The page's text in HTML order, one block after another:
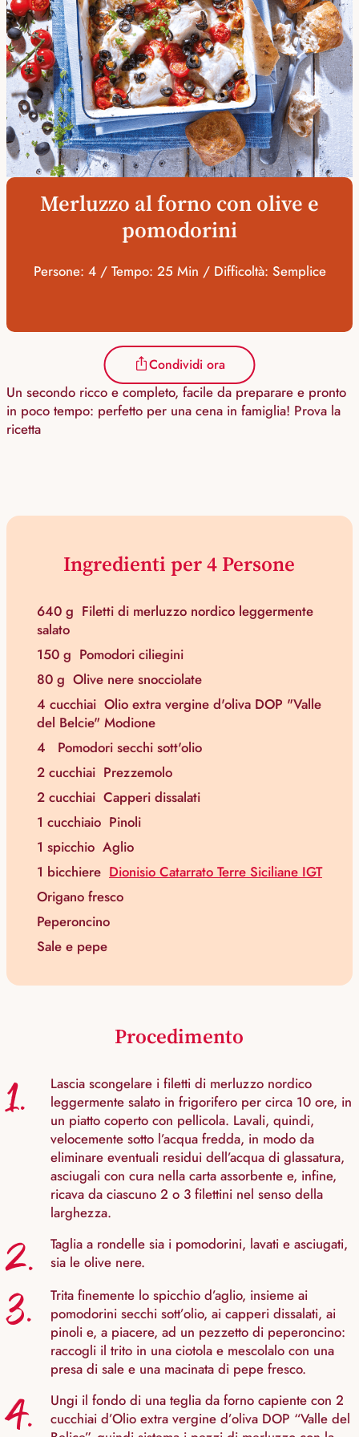
Merluzzo al forno con olive e
pomodorini
Persone: 4 / Tempo: 25 Min / Difficoltà: Semplice
Condividi ora
Un secondo ricco e completo, facile da preparare e pronto
in poco tempo: perfetto per una cena in famiglia! Prova la
ricetta
Ingredienti per 4 Persone
640 g Filetti di merluzzo nordico leggermente
salato
150 g Pomodori ciliegini
80 g Olive nere snocciolate
4 cucchiai Olio extra vergine d'oliva DOP "Valle
del Belcie" Modione
4
Pomodori secchi sott'olio
2 cucchiai Prezzemolo
2 cucchiai Capperi dissalati
1 cucchiaio Pinoli
1 spicchio Aglio
1 bicchiere Dionisio Catarrato Terre Siciliane IGT
Origano fresco
Peperoncino
Sale e pepe
Procedimento
1.
Lascia scongelare i filetti di merluzzo nordico
leggermente salato in frigorifero per circa 10 ore, in
un piatto coperto con pellicola. Lavali, quindi,
velocemente sotto l’acqua fredda, in modo da
eliminare eventuali residui dell’acqua di glassatura,
asciugali con cura nella carta assorbente e, infine,
ricava da ciascuno 2 o 3 filettini nel senso della
larghezza.
2.
Taglia a rondelle sia i pomodorini, lavati e asciugati,
sia le olive nere.
3.
Trita finemente lo spicchio d’aglio, insieme ai
pomodorini secchi sott’olio, ai capperi dissalati, ai
pinoli e, a piacere, ad un pezzetto di peperoncino:
raccogli il trito in una ciotola e mescolalo con una
presa di sale e una macinata di pepe fresco.
4.
Ungi il fondo di una teglia da forno capiente con 2
cucchiai d’Olio extra vergine d’oliva DOP “Valle del